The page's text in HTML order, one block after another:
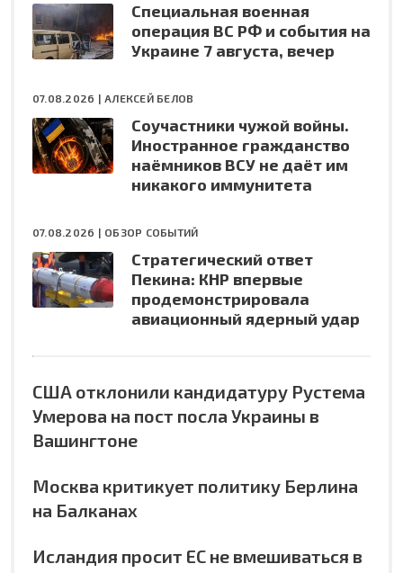
Специальная военная
операция ВС РФ и события на
Украине 7 августа, вечер
07.08.2026 |АЛЕКСЕЙ БЕЛОВ
Соучастники чужой войны.
Иностранное гражданство
наёмников ВСУ не даёт им
никакого иммунитета
07.08.2026 | ОБЗОР СОБЫТИЙ
Стратегический ответ
Пекина: КНР впервые
продемонстрировала
авиационный ядерный удар
США отклонили кандидатуру Рустема
Умерова на пост посла Украины в
Вашингтоне
Москва критикует политику Берлина
на Балканах
Исландия просит ЕС не вмешиваться в